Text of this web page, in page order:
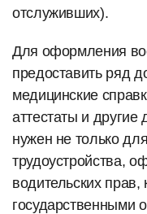
отслуживших).
Для оформления
предоставить ряд
медицинские
аттестаты и
нужен не только
трудоустройства,
водительских
государственными